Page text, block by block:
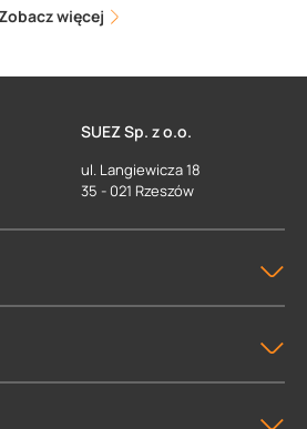
więcej
SUEZ Sp. z o.o.
ul. Langiewicza 18
35 - 021 Rzeszów